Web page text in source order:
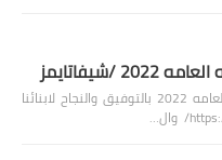
/شيفاتايمز
ل معرفة نتيجة الثانويه العامه 2022 بالتوفيق والنجاح لابنائنا